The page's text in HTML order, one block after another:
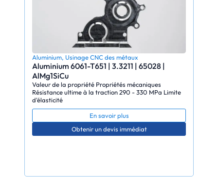
Aluminium, Usinage CNC des métaux
Aluminium 6061-T651 | 3.3211 | 65028 |
AlMg1SiCu
Valeur de la propriété Propriétés mécaniques
Résistance ultime à la traction 290 - 330 MPa Limite
d'élasticité
En savoir plus
Obtenir un devis immédiat